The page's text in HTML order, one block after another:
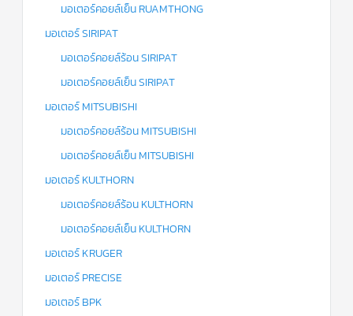
มอเตอร์คอยล์เย็น RUAMTHONG
มอเตอร์ SIRIPAT
มอเตอร์คอยล์ร้อน SIRIPAT
มอเตอร์คอยล์เย็น SIRIPAT
มอเตอร์ MITSUBISHI
มอเตอร์คอยล์ร้อน MITSUBISHI
มอเตอร์คอยล์เย็น MITSUBISHI
มอเตอร์ KULTHORN
มอเตอร์คอยล์ร้อน KULTHORN
มอเตอร์คอยล์เย็น KULTHORN
มอเตอร์ KRUGER
มอเตอร์ PRECISE
มอเตอร์ BPK